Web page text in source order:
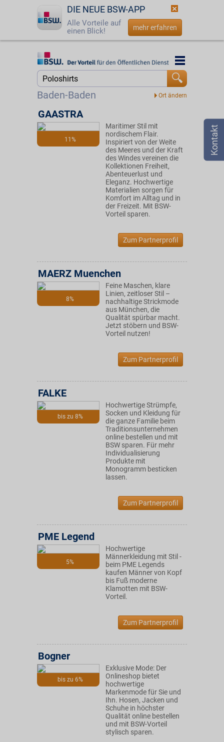
DIE NEUE BSW-APP
Alle Vorteile auf
einen Blick!
mehr erfahren
Startseite
☎ 0800 - 279 25 82
Baden-Baden
Startseite
11%
GAASTRA
Maritimer Stil mit
nordischem Flair.
Inspiriert von der Weite
des Meeres und der Kraft
des Windes vereinen die
Kollektionen Freiheit,
Abenteuerlust und
Eleganz. Hochwertige
Materialien sorgen für
Komfort im Alltag und in
der Freizeit. Mit BSW-
Vorteil sparen.
Zum Partnerprofil
8%
MAERZ Muenchen
Feine Maschen, klare
Linien, zeitloser Stil –
nachhaltige Strickmode
aus München, die
Qualität spürbar macht.
Jetzt stöbern und BSW-
Vorteil nutzen!
Zum Partnerprofil
bis zu 8%
FALKE
Hochwertige Strümpfe,
Socken und Kleidung für
die ganze Familie beim
Traditionsunternehmen
online bestellen und mit
BSW sparen. Für mehr
Individualisierung
Produkte mit
Monogramm besticken
lassen.
Zum Partnerprofil
5%
PME Legend
Hochwertige
Männerkleidung mit Stil -
beim PME Legends
kaufen Männer von Kopf
bis Fuß moderne
Klamotten mit BSW-
Vorteil.
Zum Partnerprofil
bis zu 6%
Bogner
Exklusive Mode: Der
Onlineshop bietet
hochwertige
Markenmode für Sie und
Ihn. Hosen, Jacken und
Schuhe in höchster
Qualität online bestellen
und mit BSW-Vorteil
stylisch sparen.